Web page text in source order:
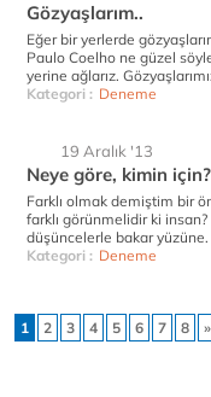
Gözyaşlarım..
Eğer bir yerlerde
Paulo Coelho ne güzel
yerine ağlarız.
Kategori : Deneme
19 Aralık '13
Neye göre, kimin için?
Farklı olmak demiştim bir
farklı görünmelidir ki
düşüncelerle bakar yüzüne.
Kategori : Deneme
1
2 3 4 5 6 7 8 »